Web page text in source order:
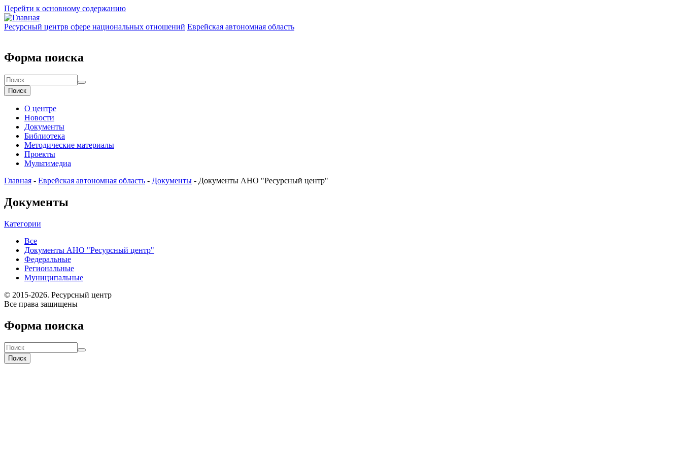
Перейти к основному содержанию
Ресурсный центрв сфере национальных отношений Еврейская автономная область
Форма поиска
Поиск
О центре
Новости
Документы
Библиотека
Методические материалы
Проекты
Мультимедиа
Главная - Еврейская автономная область - Документы - Документы АНО "Ресурсный центр"
Документы
Категории
Все
Документы АНО "Ресурсный центр"
Федеральные
Региональные
Муниципальные
© 2015-2026. Ресурсный центр
Все права защищены
Форма поиска
Поиск